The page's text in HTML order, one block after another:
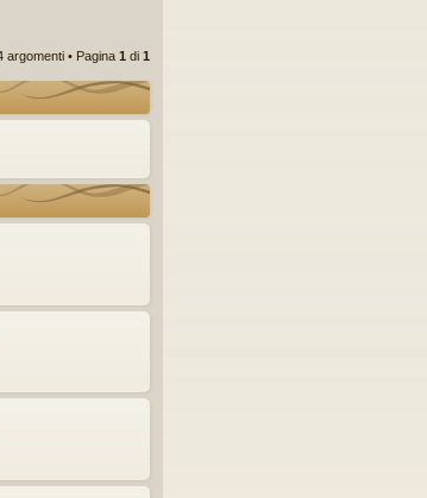
argomenti • Pagina 1 di 1